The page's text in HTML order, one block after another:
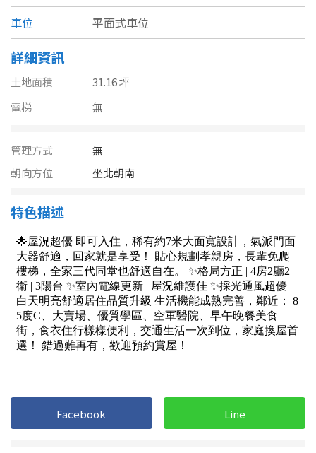
台中市
彰化縣
南投縣
雲林縣
嘉義縣
高雄市
澎湖縣
屏東縣
台東縣
坪數
80坪以上
~ 坪
樓層
3樓 4樓
車位
平面式車位
詳細資訊
土地面積
31.16 坪
電梯
無
管理方式
無
朝向方位
坐北朝南
特色描述
Facebook Line